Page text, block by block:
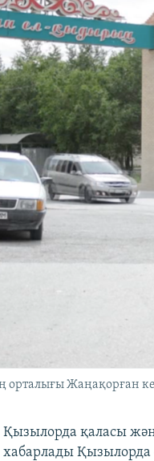
Жаңақорған
Қызылорда қаласы
хабарлады Қызылорда